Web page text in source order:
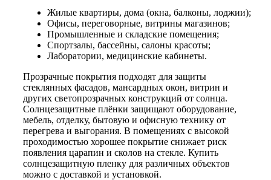
Жилые квартиры, дома (окна, балконы, лоджии);
Офисы, переговорные, витрины магазинов;
Промышленные и складские помещения;
Спортзалы, бассейны, салоны красоты;
Лаборатории, медицинские кабинеты.
Прозрачные покрытия подходят для защиты
стеклянных фасадов, мансардных окон, витрин и
других светопрозрачных конструкций от солнца.
Солнцезащитные плёнки защищают оборудование,
мебель, отделку, бытовую и офисную технику от
перегрева и выгорания. В помещениях с высокой
проходимостью хорошее покрытие снижает риск
появления царапин и сколов на стекле. Купить
солнцезащитную пленку для различных объектов
можно с доставкой и установкой.